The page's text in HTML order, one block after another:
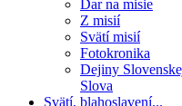
Dar na misie
Z misií
Svätí misií
Fotokronika
Dejiny
Slova
Svätí, blahoslavení...